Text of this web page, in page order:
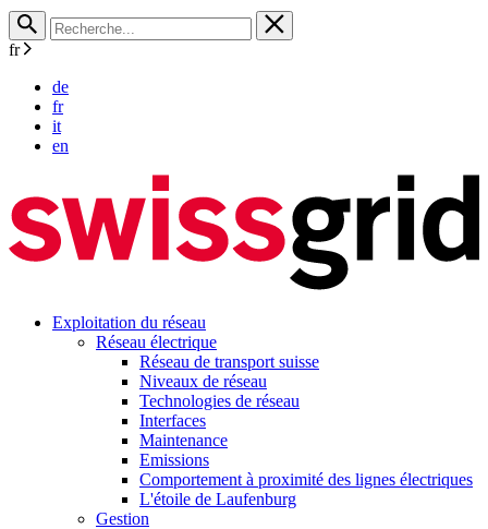
fr
de
fr
it
en
Exploitation du réseau
Réseau électrique
Réseau de transport suisse
Niveaux de réseau
Technologies de réseau
Interfaces
Maintenance
Emissions
Comportement à proximité des lignes électriques
L'étoile de Laufenburg
Gestion